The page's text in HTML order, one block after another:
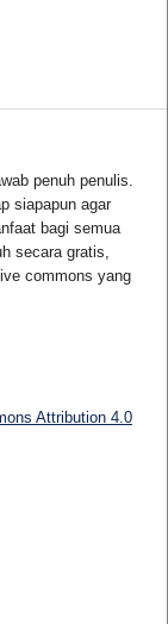
penuh penulis.
siapapun agar
bagi semua
secara gratis,
commons yang
Attribution 4.0